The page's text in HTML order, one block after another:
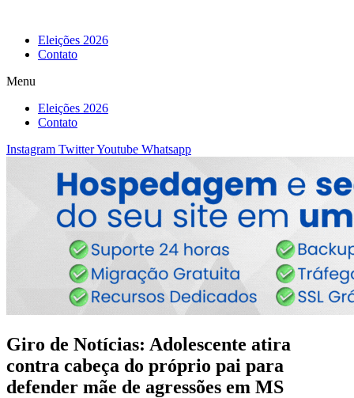
Eleições 2026
Contato
Menu
Eleições 2026
Contato
Instagram TwitterYoutube Whatsapp
Giro de Notícias: Adolescente atira
contra cabeça do próprio pai para
defender mãe de agressões em MS